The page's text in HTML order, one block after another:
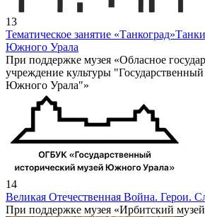
13
Тематическое занятие «Танкоград»
Южного Урала
При поддержке музея «Обласное
учреждение культуры
Южного Урала"»
14
Великая Отечественная Война. Герои.
При поддержке музея «Ирбитский